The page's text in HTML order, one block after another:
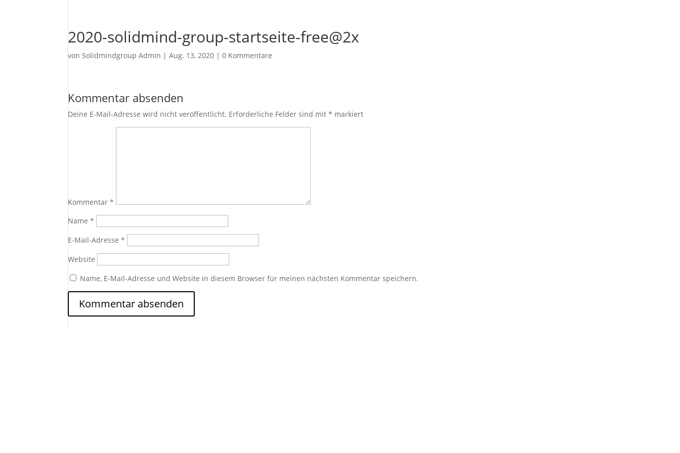
2020-solidmind-group-startseite-free@2x
vonSolidmindgroup Admin |Aug. 13, 2020 |0 Kommentare
Kommentar absenden
Deine E-Mail-Adresse wird nicht veröffentlicht. Erforderliche Felder sind mit* markiert
Kommentar*
Name*
E-Mail-Adresse*
Website
Name, E-Mail-Adresse und Website in diesem Browser für meinen nächsten Kommentar speichern.